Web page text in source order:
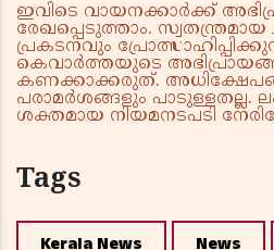
ഇവിടെ വായനക്കാർക്ക്
രേഖപ്പെടുത്താം.
പ്രകടനവും
കെവാർത്തയുടെ
കണക്കാക്കരുത്.
പരാമർശങ്ങളും പാടുള്ളതല്ല.
ശക്തമായ നിയമനടപടി
Tags
Kerala News News